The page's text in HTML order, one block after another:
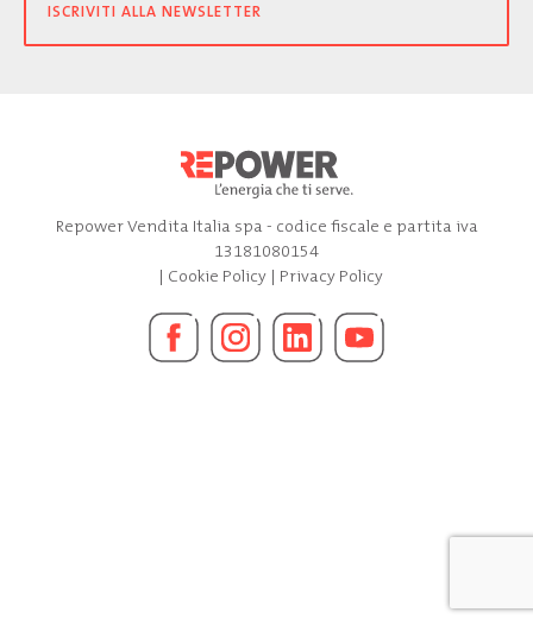
ISCRIVITI ALLA NEWSLETTER
Repower Vendita Italia spa - codice fiscale e partita iva
13181080154
| Cookie Policy| Privacy Policy